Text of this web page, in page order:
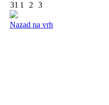
31 1 2 3
Nazad na vrh